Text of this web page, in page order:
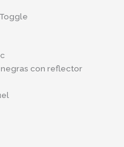
negras con reflector